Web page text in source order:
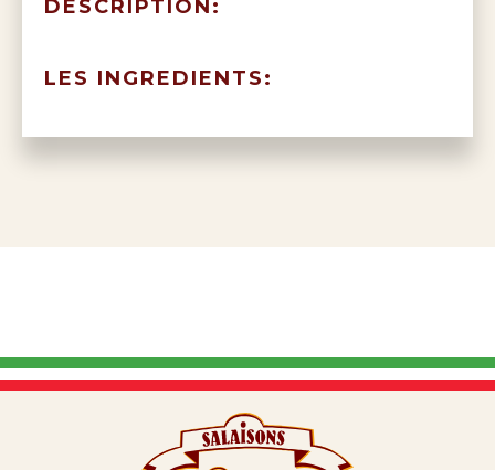
DESCRIPTION:
LES INGREDIENTS: